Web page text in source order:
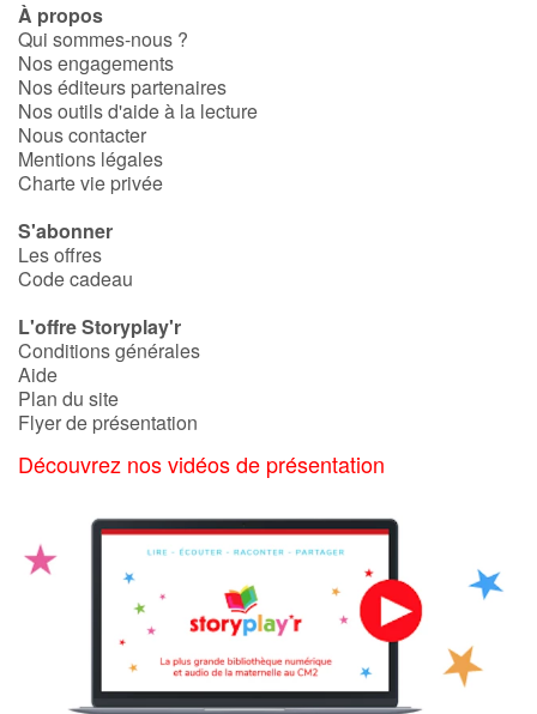
À propos
Qui sommes-nous ?
Nos engagements
Nos éditeurs partenaires
Nos outils d'aide à la lecture
Nous contacter
Mentions légales
Charte vie privée
S'abonner
Les offres
Code cadeau
L'offre Storyplay'r
Conditions générales
Aide
Plan du site
Flyer de présentation
Découvrez nos vidéos de présentation